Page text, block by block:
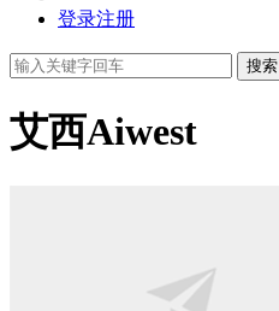
登录注册
搜索
艾西Aiwest